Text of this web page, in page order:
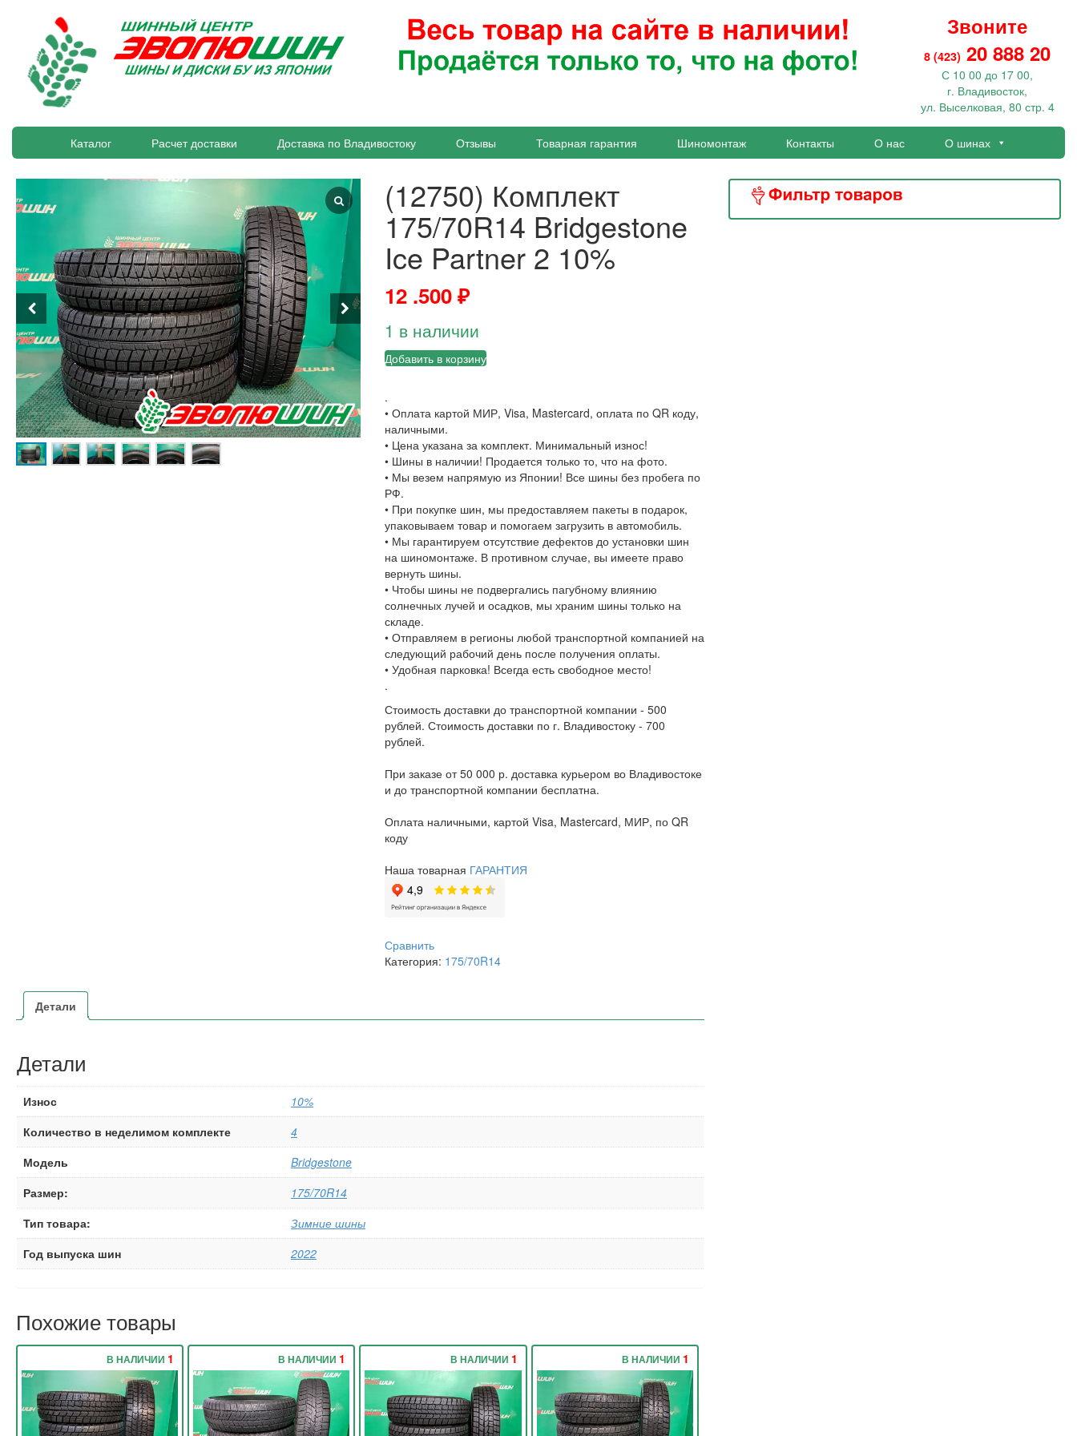
Звоните
8 (423) 20 888 20
С 10 00 до 17 00,
г. Владивосток,
ул. Выселковая, 80 стр. 4
Каталог Расчет доставки Доставка по Владивостоку Отзывы Товарная гарантия Шиномонтаж Контакты О нас О шинах
(12750) Комплект
175/70R14 Bridgestone
Ice Partner 2 10%
12 .500₽
1 в наличии
Добавить в корзину
.
• Оплата картой МИР, Visa, Mastercard, оплата по QR коду,
наличными.
• Цена указана за комплект. Минимальный износ!
• Шины в наличии! Продается только то, что на фото.
• Мы везем напрямую из Японии! Все шины без пробега по
РФ.
• При покупке шин, мы предоставляем пакеты в подарок,
упаковываем товар и помогаем загрузить в автомобиль.
• Мы гарантируем отсутствие дефектов до установки шин
на шиномонтаже. В противном случае, вы имеете право
вернуть шины.
• Чтобы шины не подвергались пагубному влиянию
солнечных лучей и осадков, мы храним шины только на
складе.
• Отправляем в регионы любой транспортной компанией на
следующий рабочий день после получения оплаты.
• Удобная парковка! Всегда есть свободное место!
.
Стоимость доставки до транспортной компании - 500
рублей. Стоимость доставки по г. Владивостоку - 700
рублей.
При заказе от 50 000 р. доставка курьером во Владивостоке
и до транспортной компании бесплатна.
Оплата наличными, картой Visa, Mastercard, МИР, по QR
коду
Наша товарная ГАРАНТИЯ
Сравнить
Категория: 175/70R14
Детали
Детали
Износ
10%
Количество в неделимом комплекте
4
Модель
Bridgestone
Размер:
175/70R14
Тип товара:
Зимние шины
Год выпуска шин
2022
Похожие товары
В НАЛИЧИИ 1 В НАЛИЧИИ 1 В НАЛИЧИИ 1 В НАЛИЧИИ 1